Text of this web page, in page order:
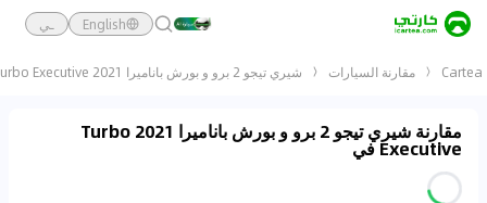
English ـي
Cartea مقارنة السيارات شيري تيجو 2 برو و بورش باناميرا 2021 Turbo Executive
مقارنة شيري تيجو 2 برو و بورش باناميرا 2021 Turbo
Executive في